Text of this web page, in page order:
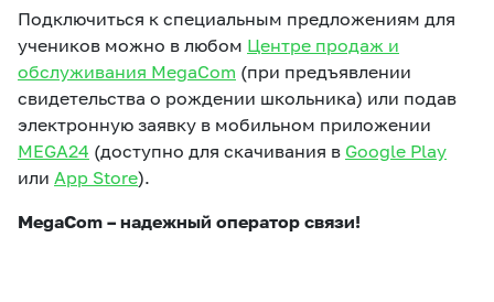
Подключиться к специальным предложениям для
учеников можно в любом Центре продаж и
обслуживания MegaCom (при предъявлении
свидетельства о рождении школьника) или подав
электронную заявку в мобильном приложении
MEGA24 (доступно для скачивания в Google Play
или App Store).
MegaCom – надежный оператор связи!